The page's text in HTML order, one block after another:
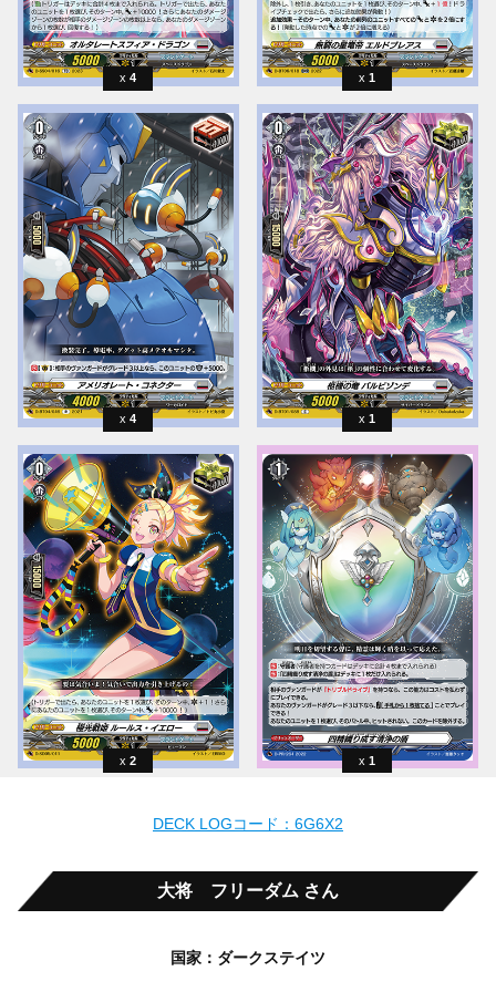
4 1
4 1
2 1
DECK LOGコード：6G6X2
大将 フリーダム さん
国家：ダークステイツ